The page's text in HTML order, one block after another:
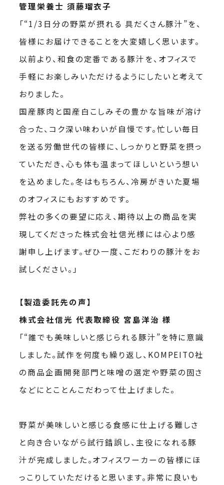
管理栄養士 須藤瑠衣子
「“1/3日分の野菜が摂れる 具だくさん豚汁”を、
皆様にお届けできることを大変嬉しく思います。
以前より、和食の定番である豚汁を、オフィスで
手軽にお楽しみいただけるようにしたいと考えて
おりました。
国産豚肉と国産白こしみその豊かな旨味が溶け
合った、コク深い味わいが自慢です。忙しい毎日
を送る労働世代の皆様に、しっかりと野菜を摂っ
ていただき、心も体も温まってほしいという想い
を込めました。冬はもちろん、冷房がきいた夏場
のオフィスにもおすすめです。
弊社の多くの要望に応え、期待以上の商品を実
現してくださった株式会社信光様には心より感
謝申し上げます。ぜひ一度、こだわりの豚汁をお
試しください。」
【製造委託先の声】
株式会社信光 代表取締役 宮島洋治 様
「“誰でも美味しいと感じられる豚汁”を特に意識
しました。試作を何度も繰り返し、KOMPEITO社
の商品企画開発部門と味噌の選定や野菜の固さ
などにとことんこだわって仕上げました。
野菜が美味しいと感じる食感に仕上げる難しさ
と向き合いながら試行錯誤し、主役になれる豚
汁が完成しました。オフィスワーカーの皆様にほ
っこりしていただけると思います。非常に良いも